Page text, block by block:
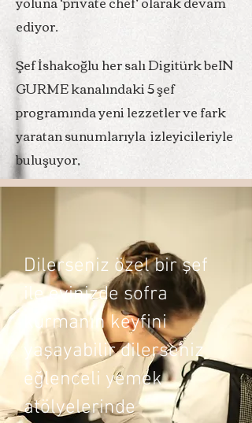
ediyor.
Şef İshakoğlu her salı Digitürk beIN
GURME kanalındaki 5 şef
programında yeni lezzetler ve fark
yaratan sunumlarıyla izleyicileriyle
buluşuyor,
Dilerseniz özel bir şef
ile evinizde sofra
kurmanın keyfini
yaşayabilir dilerseniz
eğlenceli yemek
atölyelerinde